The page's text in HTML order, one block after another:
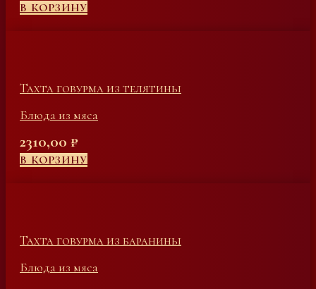
В КОРЗИНУ
Тахта говурма из телятины
Блюда из мяса
2310,00 ₽
В КОРЗИНУ
Тахта говурма из баранины
Блюда из мяса